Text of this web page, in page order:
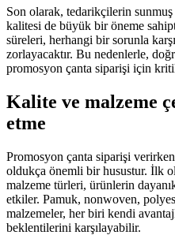
Son olarak, tedarikçilerin
kalitesi de büyük bir öneme
süreleri, herhangi bir sorunla
zorlayacaktır. Bu nedenlerle,
promosyon çanta siparişi için
Kalite ve malzeme
etme
Promosyon çanta siparişi
oldukça önemli bir husustur. İlk
malzeme türleri, ürünlerin
etkiler. Pamuk, nonwoven,
malzemeler, her biri kendi
beklentilerini karşılayabilir.